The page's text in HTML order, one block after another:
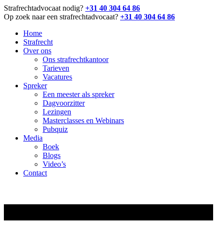
Ga
naar
inhoud
Strafrechtadvocaat nodig? +31 40 304 64 86
Op zoek naar een strafrechtadvocaat? +31 40 304 64 86
Home
Strafrecht
Over ons
Ons strafrechtkantoor
Tarieven
Vacatures
Spreker
Een meester als spreker
Dagvoorzitter
Lezingen
Masterclasses en Webinars
Pubquiz
Media
Boek
Blogs
Video’s
Contact